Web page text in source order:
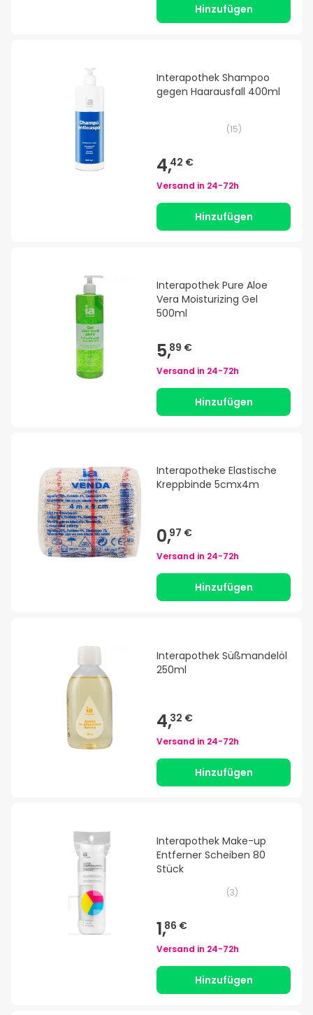
Hinzufügen
Interapothek Shampoo
gegen Haarausfall 400ml
(15)
4,42 €
Versand in 24-72h
Hinzufügen
Interapothek Pure Aloe
Vera Moisturizing Gel
500ml
5,89 €
Versand in 24-72h
Hinzufügen
Interapotheke Elastische
Kreppbinde 5cmx4m
0,97 €
Versand in 24-72h
Hinzufügen
Interapothek Süßmandelöl
250ml
4,32 €
Versand in 24-72h
Hinzufügen
Interapothek Make-up
Entferner Scheiben 80
Stück
(3)
1,86 €
Versand in 24-72h
Hinzufügen